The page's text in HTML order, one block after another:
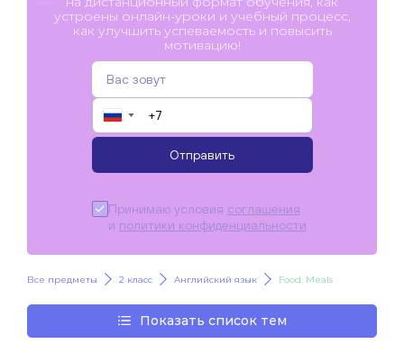
устроены онлайн-уроки и учебный процесс,
как улучшить успеваемость и повысить
мотивацию!
▼
Отправить
Принимаю условия соглашения
и политики конфиденциальности
Все предметы 2 класс Английский язык Food. Meals
Показать список тем